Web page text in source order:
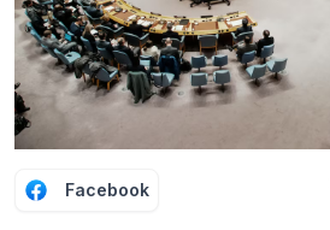
Facebook